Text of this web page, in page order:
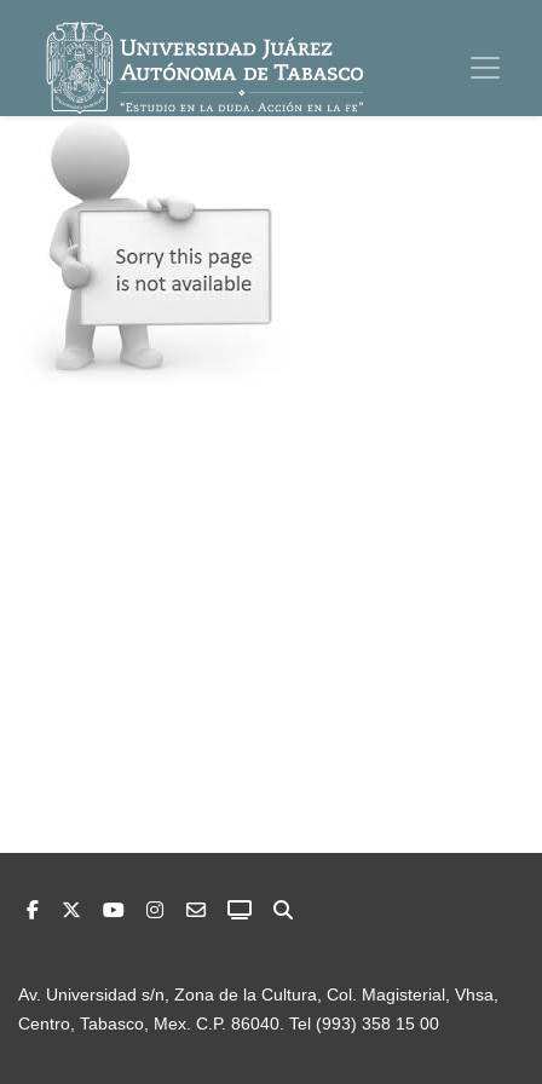
Av. Universidad s/n, Zona de la Cultura, Col. Magisterial, Vhsa,
Centro, Tabasco, Mex. C.P. 86040. Tel (993) 358 15 00